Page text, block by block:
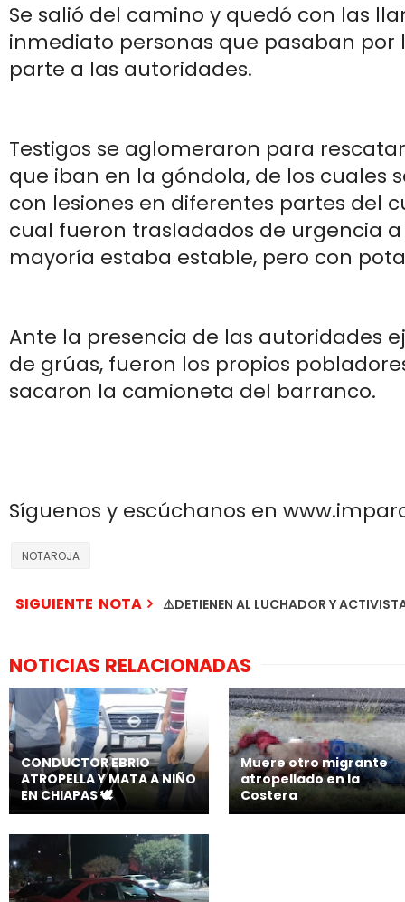
Se salió del camino y quedó con las
inmediato personas que pasaban por
parte a las autoridades.
Testigos se aglomeraron para
que iban en la góndola, de los cuales
con lesiones en diferentes partes del
cual fueron trasladados de urgencia
mayoría estaba estable, pero con
Ante la presencia de las autoridades
de grúas, fueron los propios
sacaron la camioneta del barranco.
Síguenos y escúchanos en
NOTAROJA
SIGUIENTE NOTA ⚠️DETIENEN AL LUCHADOR Y
NOTICIAS RELACIONADAS
CONDUCTOR EBRIO
ATROPELLA Y MATA A NIÑO
EN CHIAPAS 🕊️
Muere otro migrante
atropellado en la
Costera